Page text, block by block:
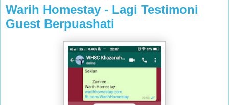
Warih Homestay - Lagi Testimoni
Guest Berpuashati